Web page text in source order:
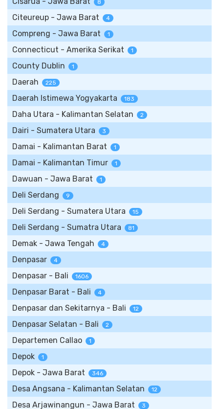
8
Citeureup - Jawa Barat 4
Compreng - Jawa Barat 1
Connecticut - Amerika Serikat 1
County Dublin 1
Daerah 225
Daerah Istimewa Yogyakarta 183
Daha Utara - Kalimantan Selatan 2
Dairi - Sumatera Utara 3
Damai - Kalimantan Barat 1
Damai - Kalimantan Timur 1
Dawuan - Jawa Barat 1
Deli Serdang 9
Deli Serdang - Sumatera Utara 15
Deli Serdang - Sumatra Utara 81
Demak - Jawa Tengah 4
Denpasar 4
Denpasar - Bali 1606
Denpasar Barat - Bali 4
Denpasar dan Sekitarnya - Bali 12
Denpasar Selatan - Bali 2
Departemen Callao 1
Depok 1
Depok - Jawa Barat 346
Desa Angsana - Kalimantan Selatan 12
Desa Arjawinangun - Jawa Barat 3